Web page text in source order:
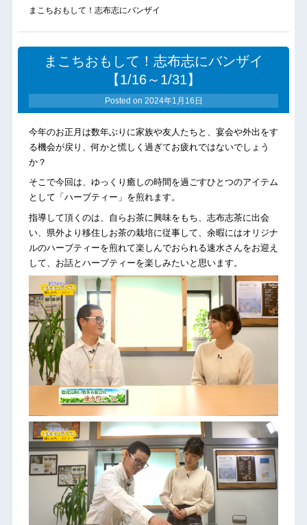
まこちおもして！志布志にバンザイ
まこちおもして！志布志にバンザイ
【1/16～1/31】
Posted on 2024年1月16日
今年のお正月は数年ぶりに家族や友人たちと、宴会や外出をす
る機会が戻り、何かと慌しく過ぎてお疲れではないでしょう
か？
そこで今回は、ゆっくり癒しの時間を過ごすひとつのアイテム
として「ハーブティー」を煎れます。
指導して頂くのは、自らお茶に興味をもち、志布志茶に出会
い、県外より移住しお茶の栽培に従事して、余暇にはオリジナ
ルのハーブティーを煎れて楽しんでおられる速水さんをお迎え
して、お話とハーブティーを楽しみたいと思います。